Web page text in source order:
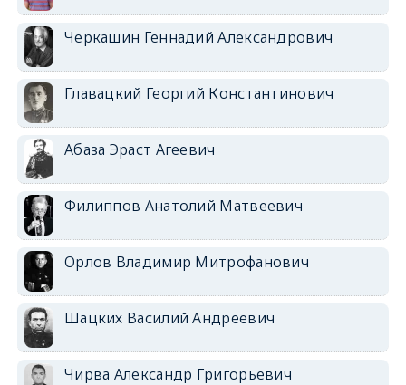
Черкашин Геннадий Александрович
Главацкий Георгий Константинович
Абаза Эраст Агеевич
Филиппов Анатолий Матвеевич
Орлов Владимир Митрофанович
Шацких Василий Андреевич
Чирва Александр Григорьевич